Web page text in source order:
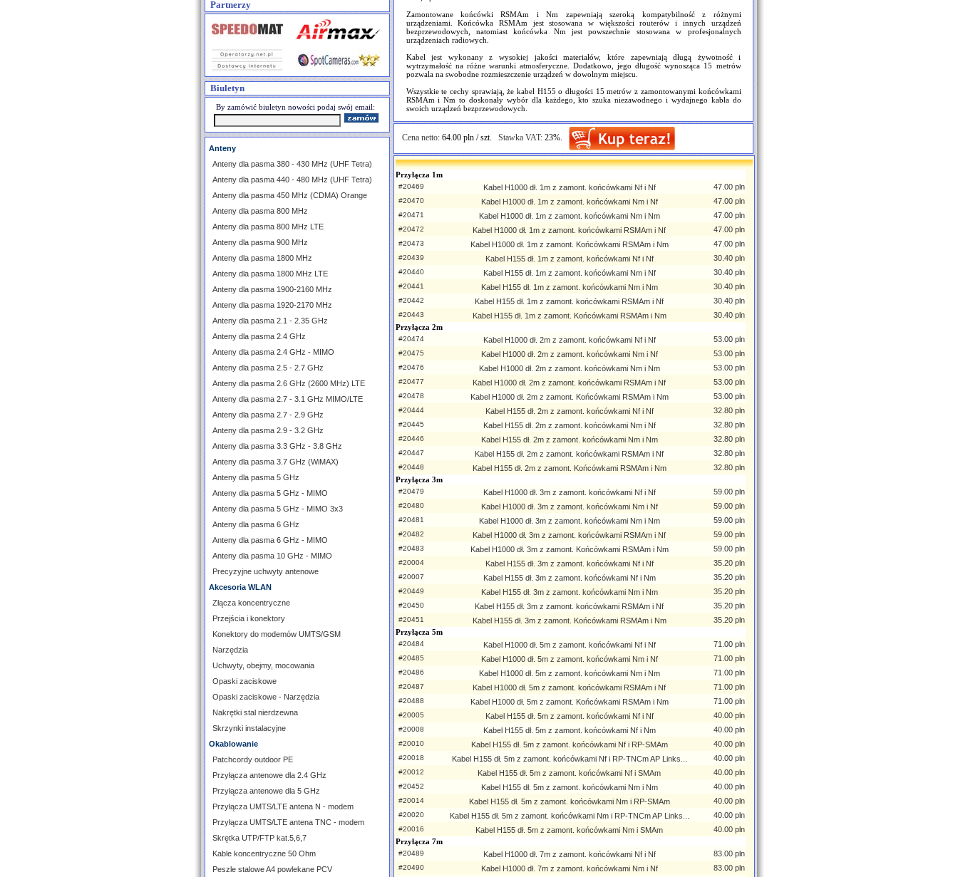
Partnerzy
Biuletyn
By zamówić biuletyn nowości podaj swój email:
Anteny
Anteny dla pasma 380 - 430 MHz (UHF Tetra)
Anteny dla pasma 440 - 480 MHz (UHF Tetra)
Anteny dla pasma 450 MHz (CDMA) Orange
Anteny dla pasma 800 MHz
Anteny dla pasma 800 MHz LTE
Anteny dla pasma 900 MHz
Anteny dla pasma 1800 MHz
Anteny dla pasma 1800 MHz LTE
Anteny dla pasma 1900-2160 MHz
Anteny dla pasma 1920-2170 MHz
Anteny dla pasma 2.1 - 2.35 GHz
Anteny dla pasma 2.4 GHz
Anteny dla pasma 2.4 GHz - MIMO
Anteny dla pasma 2.5 - 2.7 GHz
Anteny dla pasma 2.6 GHz (2600 MHz) LTE
Anteny dla pasma 2.7 - 3.1 GHz MIMO/LTE
Anteny dla pasma 2.7 - 2.9 GHz
Anteny dla pasma 2.9 - 3.2 GHz
Anteny dla pasma 3.3 GHz - 3.8 GHz
Anteny dla pasma 3.7 GHz (WiMAX)
Anteny dla pasma 5 GHz
Anteny dla pasma 5 GHz - MIMO
Anteny dla pasma 5 GHz - MIMO 3x3
Anteny dla pasma 6 GHz
Anteny dla pasma 6 GHz - MIMO
Anteny dla pasma 10 GHz - MIMO
Precyzyjne uchwyty antenowe
Akcesoria WLAN
Złącza koncentryczne
Przejścia i konektory
Konektory do modemów UMTS/GSM
Narzędzia
Uchwyty, obejmy, mocowania
Opaski zaciskowe
Opaski zaciskowe - Narzędzia
Nakrętki stal nierdzewna
Skrzynki instalacyjne
Okablowanie
Patchcordy outdoor PE
Przyłącza antenowe dla 2.4 GHz
Przyłącza antenowe dla 5 GHz
Przyłącza UMTS/LTE antena N - modem
Przyłącza UMTS/LTE antena TNC - modem
Skrętka UTP/FTP kat.5,6,7
Kable koncentryczne 50 Ohm
Peszle stalowe A4 powlekane PCV
Zamontowane końcówki RSMAm i Nm zapewniają szeroką kompatybilność z różnymi
urządzeniami. Końcówka RSMAm jest stosowana w większości routerów i innych urządzeń
bezprzewodowych, natomiast końcówka Nm jest powszechnie stosowana w profesjonalnych
urządzeniach radiowych.
Kabel jest wykonany z wysokiej jakości materiałów, które zapewniają długą żywotność i
wytrzymałość na różne warunki atmosferyczne. Dodatkowo, jego długość wynosząca 15 metrów
pozwala na swobodne rozmieszczenie urządzeń w dowolnym miejscu.
Wszystkie te cechy sprawiają, że kabel H155 o długości 15 metrów z zamontowanymi końcówkami
RSMAm i Nm to doskonały wybór dla każdego, kto szuka niezawodnego i wydajnego kabla do
swoich urządzeń bezprzewodowych.
Cena netto: 64.00 pln / szt. Stawka VAT: 23%.
Przyłącza 1m
#20469 Kabel H1000 dł. 1m z zamont. końcówkami Nf i Nf 47.00 pln
#20470 Kabel H1000 dł. 1m z zamont. końcówkami Nm i Nf 47.00 pln
#20471 Kabel H1000 dł. 1m z zamont. końcówkami Nm i Nm 47.00 pln
#20472 Kabel H1000 dł. 1m z zamont. końcówkami RSMAm i Nf 47.00 pln
#20473 Kabel H1000 dł. 1m z zamont. Końcówkami RSMAm i Nm 47.00 pln
#20439 Kabel H155 dł. 1m z zamont. końcówkami Nf i Nf 30.40 pln
#20440 Kabel H155 dł. 1m z zamont. końcówkami Nm i Nf 30.40 pln
#20441 Kabel H155 dł. 1m z zamont. końcówkami Nm i Nm 30.40 pln
#20442 Kabel H155 dł. 1m z zamont. końcówkami RSMAm i Nf 30.40 pln
#20443 Kabel H155 dł. 1m z zamont. Końcówkami RSMAm i Nm
30.40 pln
Przyłącza 2m
#20474 Kabel H1000 dł. 2m z zamont. końcówkami Nf i Nf 53.00 pln
#20475 Kabel H1000 dł. 2m z zamont. końcówkami Nm i Nf 53.00 pln
#20476 Kabel H1000 dł. 2m z zamont. końcówkami Nm i Nm 53.00 pln
#20477 Kabel H1000 dł. 2m z zamont. końcówkami RSMAm i Nf 53.00 pln
#20478 Kabel H1000 dł. 2m z zamont. Końcówkami RSMAm i Nm 53.00 pln
#20444 Kabel H155 dł. 2m z zamont. końcówkami Nf i Nf 32.80 pln
#20445 Kabel H155 dł. 2m z zamont. końcówkami Nm i Nf 32.80 pln
#20446 Kabel H155 dł. 2m z zamont. końcówkami Nm i Nm 32.80 pln
#20447 Kabel H155 dł. 2m z zamont. końcówkami RSMAm i Nf 32.80 pln
#20448 Kabel H155 dł. 2m z zamont. Końcówkami RSMAm i Nm
32.80 pln
Przyłącza 3m
#20479 Kabel H1000 dł. 3m z zamont. końcówkami Nf i Nf 59.00 pln
#20480 Kabel H1000 dł. 3m z zamont. końcówkami Nm i Nf 59.00 pln
#20481 Kabel H1000 dł. 3m z zamont. końcówkami Nm i Nm 59.00 pln
#20482 Kabel H1000 dł. 3m z zamont. końcówkami RSMAm i Nf 59.00 pln
#20483 Kabel H1000 dł. 3m z zamont. Końcówkami RSMAm i Nm 59.00 pln
#20004 Kabel H155 dł. 3m z zamont. końcówkami Nf i Nf 35.20 pln
#20007 Kabel H155 dł. 3m z zamont. końcówkami Nf i Nm 35.20 pln
#20449 Kabel H155 dł. 3m z zamont. końcówkami Nm i Nm 35.20 pln
#20450 Kabel H155 dł. 3m z zamont. końcówkami RSMAm i Nf 35.20 pln
#20451 Kabel H155 dł. 3m z zamont. Końcówkami RSMAm i Nm
35.20 pln
Przyłącza 5m
#20484 Kabel H1000 dł. 5m z zamont. końcówkami Nf i Nf 71.00 pln
#20485 Kabel H1000 dł. 5m z zamont. końcówkami Nm i Nf 71.00 pln
#20486 Kabel H1000 dł. 5m z zamont. końcówkami Nm i Nm 71.00 pln
#20487 Kabel H1000 dł. 5m z zamont. końcówkami RSMAm i Nf 71.00 pln
#20488 Kabel H1000 dł. 5m z zamont. Końcówkami RSMAm i Nm 71.00 pln
#20005 Kabel H155 dł. 5m z zamont. końcówkami Nf i Nf 40.00 pln
#20008 Kabel H155 dł. 5m z zamont. końcówkami Nf i Nm 40.00 pln
#20010 Kabel H155 dł. 5m z zamont. końcówkami Nf i RP-SMAm 40.00 pln
#20018 Kabel H155 dł. 5m z zamont. końcówkami Nf i RP-TNCm AP Links... 40.00 pln
#20012 Kabel H155 dł. 5m z zamont. końcówkami Nf i SMAm 40.00 pln
#20452 Kabel H155 dł. 5m z zamont. końcówkami Nm i Nm 40.00 pln
#20014 Kabel H155 dł. 5m z zamont. końcówkami Nm i RP-SMAm 40.00 pln
#20020 Kabel H155 dł. 5m z zamont. końcówkami Nm i RP-TNCm AP Links... 40.00 pln
#20016 Kabel H155 dł. 5m z zamont. końcówkami Nm i SMAm
40.00 pln
Przyłącza 7m
#20489 Kabel H1000 dł. 7m z zamont. końcówkami Nf i Nf 83.00 pln
#20490 Kabel H1000 dł. 7m z zamont. końcówkami Nm i Nf 83.00 pln